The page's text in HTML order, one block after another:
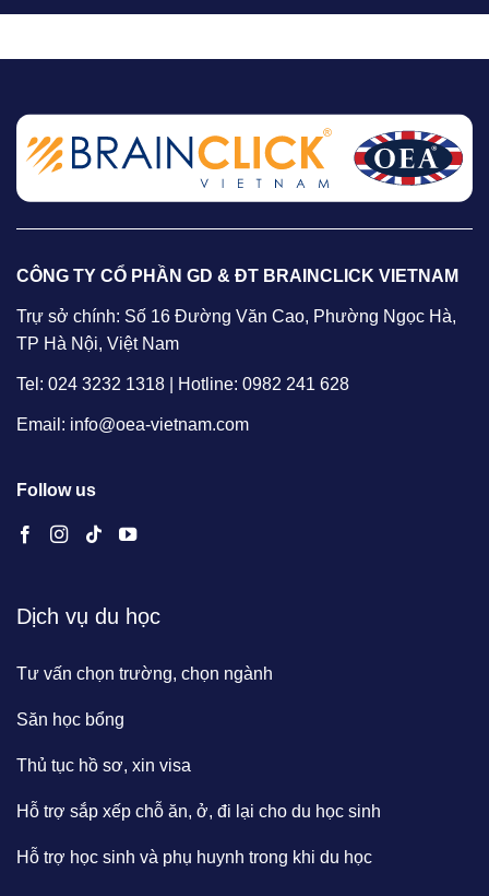
CÔNG TY CỔ PHẦN GD & ĐT BRAINCLICK VIETNAM
Trự sở chính: Số 16 Đường Văn Cao, Phường Ngọc Hà,
TP Hà Nội, Việt Nam
Tel: 024 3232 1318 | Hotline: 0982 241 628
Email: info@oea-vietnam.com
Follow us
Dịch vụ du học
Tư vấn chọn trường, chọn ngành
Săn học bổng
Thủ tục hồ sơ, xin visa
Hỗ trợ sắp xếp chỗ ăn, ở, đi lại cho du học sinh
Hỗ trợ học sinh và phụ huynh trong khi du học